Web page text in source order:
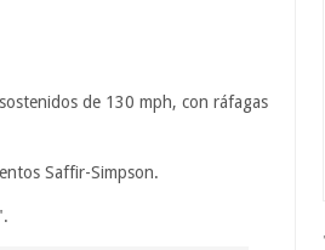
de 130 mph, con ráfagas
Saffir-Simpson.